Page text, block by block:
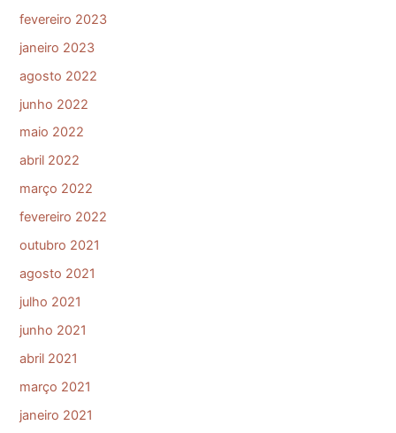
fevereiro 2023
janeiro 2023
agosto 2022
junho 2022
maio 2022
abril 2022
março 2022
fevereiro 2022
outubro 2021
agosto 2021
julho 2021
junho 2021
abril 2021
março 2021
janeiro 2021